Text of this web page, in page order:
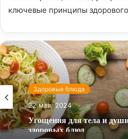
ключевые принципы
Здоровые блюда
22 мая, 2024
Угощения для тела и
здоровых блюд